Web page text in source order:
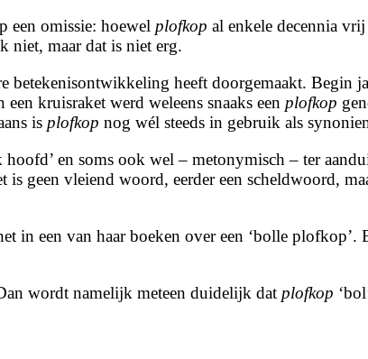
een omissie: hoewel plofkop al enkele decennia
niet, maar dat is niet erg.
betekenisontwikkeling heeft doorgemaakt. Begin
kruisraket werd weleens snaaks een plofkop
is plofkop nog wél steeds in gebruik als
en soms ook wel – metonymisch – ter
geen vleiend woord, eerder een scheldwoord,
een van haar boeken over een ‘bolle plofkop’.
wordt namelijk meteen duidelijk dat plofkop